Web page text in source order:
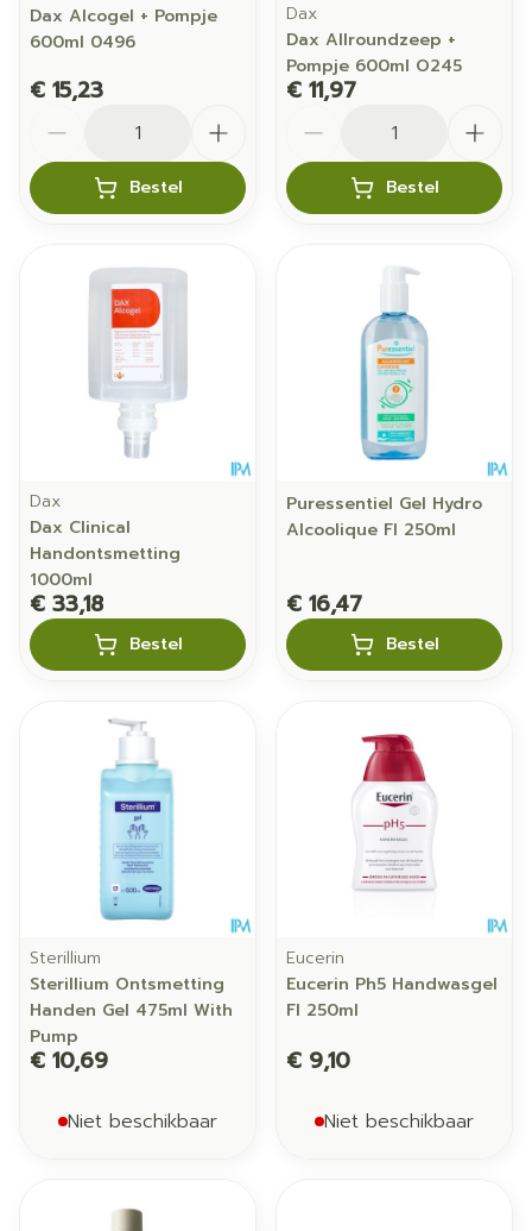
Dax Alcogel + Pompje
600ml 0496
€ 15,23
Bestel
Dax
Dax Allroundzeep +
Pompje 600ml O245
€ 11,97
Bestel
Dax
Dax Clinical
Handontsmetting
1000ml
€ 33,18
Bestel
Puressentiel Gel Hydro
Alcoolique Fl 250ml
€ 16,47
Bestel
Sterillium
Sterillium Ontsmetting
Handen Gel 475ml With
Pump
€ 10,69
Niet beschikbaar
Eucerin
Eucerin Ph5 Handwasgel
Fl 250ml
€ 9,10
Niet beschikbaar